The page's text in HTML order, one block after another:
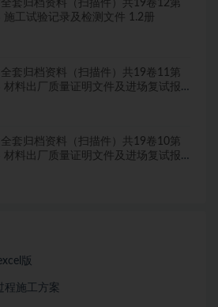
全套归档资料（扫描件）共19卷12第
施工试验记录及检测文件 1.2册
全套归档资料（扫描件）共19卷11第
材料出厂质量证明文件及进场复试报
全套归档资料（扫描件）共19卷10第
材料出厂质量证明文件及进场复试报
版
程施工方案